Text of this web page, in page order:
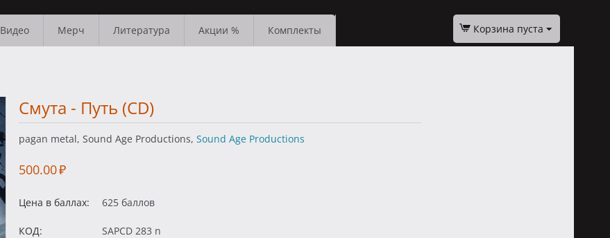
Видео Мерч Литература Акции % Комплекты Корзина пуста
Смута - Путь (CD)
pagan metal, Sound Age Productions, Sound Age Productions
500.00₽
Цена в баллах: 625 баллов
КОД:
SAPCD 283 n